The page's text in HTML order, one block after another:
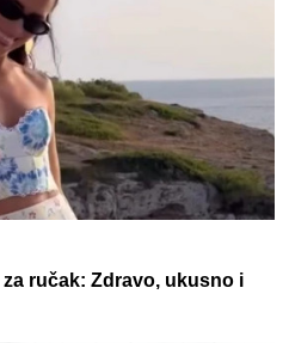
ručak: Zdravo, ukusno i